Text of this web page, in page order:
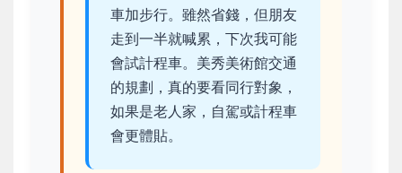
車加步行。雖然省錢，但朋友
走到一半就喊累，下次我可能
會試計程車。美秀美術館交通
的規劃，真的要看同行對象，
如果是老人家，自駕或計程車
會更體貼。